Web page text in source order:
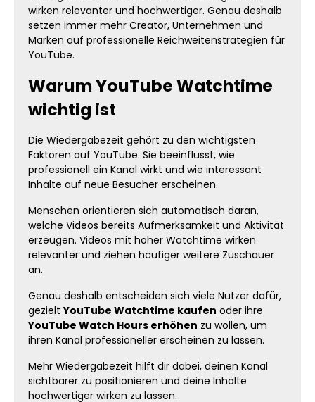
Professioneller wirkende Videos Mehr
Aufmerksamkeit für deinen Content
Stärkere Zuschauerbindung Mehr
Sichtbarkeit auf YouTube Aktiver wirkender
Kanal Hochwertigere Außenwirkung Mehr
Professioneller wirkende Inhalte Mehr
Wiedergabezeit sorgt für mehr
Aufmerksamkeit Videos mit hoher
Watchtime ziehen automatisch mehr
Aufmerksamkeit an. Nutzer beschäftigen
sich deutlich häufiger mit Inhalten, die
bereits aktiv und beliebt wirken. Ein Video
mit geringer Wiedergabezeit wirkt häufig
weniger interessant, selbst wenn die
Zuschauerbindung wirken dagegen
hochwertig und erfolgreicher. Mehr Watch
Hours helfen dir dabei, deine Inhalte
hervorzuheben und deine Videos sichtbarer
erscheinen zu lassen. Dadurch steigen
Videos ansehen. YouTube Watchtime für
neue Creator Gerade neue YouTuber
haben häufig Schwierigkeiten, ihre Inhalte
professionell wirken zu lassen. Videos ohne
starke Aktivität werden oft unterschätzt
oder schneller verlassen. Mehr YouTube
Watchtime hilft dir dabei, deine Inhalte
hochwertiger erscheinen zu lassen und
wirken relevanter und hochwertiger. Genau deshalb
setzen immer mehr Creator, Unternehmen und
Marken auf professionelle Reichweitenstrategien für
YouTube.
Warum YouTube Watchtime
wichtig ist
Die Wiedergabezeit gehört zu den wichtigsten
Faktoren auf YouTube. Sie beeinflusst, wie
professionell ein Kanal wirkt und wie interessant
Inhalte auf neue Besucher erscheinen.
Menschen orientieren sich automatisch daran,
welche Videos bereits Aufmerksamkeit und Aktivität
erzeugen. Videos mit hoher Watchtime wirken
relevanter und ziehen häufiger weitere Zuschauer
an.
Genau deshalb entscheiden sich viele Nutzer dafür,
gezieltYouTube Watchtime kaufen oder ihre
YouTube Watch Hours erhöhen zu wollen, um
ihren Kanal professioneller erscheinen zu lassen.
Mehr Wiedergabezeit hilft dir dabei, deinen Kanal
sichtbarer zu positionieren und deine Inhalte
hochwertiger wirken zu lassen.